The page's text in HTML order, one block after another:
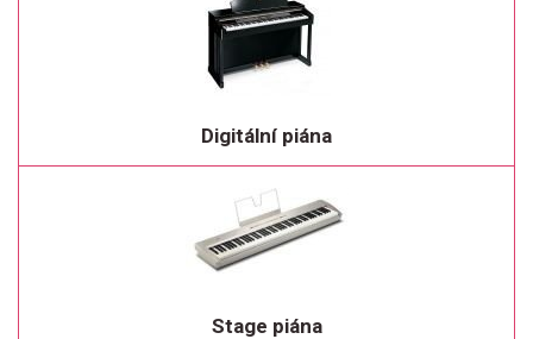
Digitální piána
Stage piána